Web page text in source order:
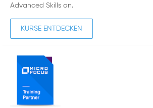
Advanced Skills an.
KURSE ENTDECKEN